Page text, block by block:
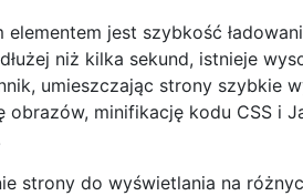
jest szybkość
niż kilka sekund, istnieje
umieszczając strony szybkie
obrazów, minifikację kodu CSS i
strony do wyświetlania na